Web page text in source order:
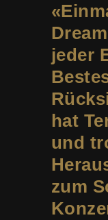
jeder
hat
und
zum